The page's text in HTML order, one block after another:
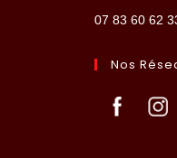
07 83 60 62
Nos